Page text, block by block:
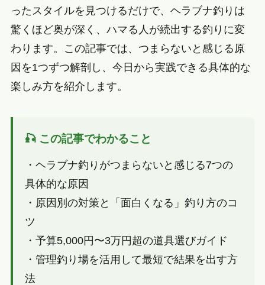
ったスタイルを見つけるだけで、ヘラブナ釣りは
驚くほど奥が深く、ハマる人が続出する釣りに変
わります。この記事では、つまらないと感じる原
因を1つずつ解剖し、今日から実践できる具体的な
楽しみ方を紹介します。
🎣 この記事でわかること
・ヘラブナ釣りがつまらないと感じる7つの
具体的な原因
・原因別の対策と「面白くなる」釣り方のコ
ツ
・予算5,000円〜3万円超の道具選びガイド
・管理釣り場を活用して最短で結果を出す方
法